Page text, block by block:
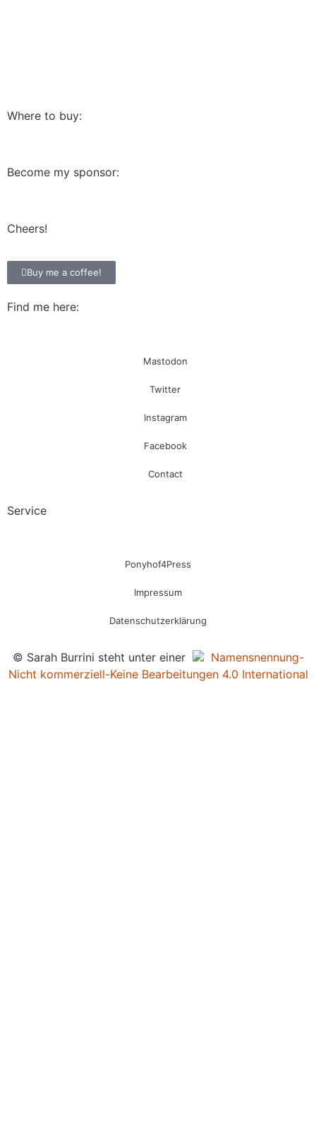
Where to buy:
Become my sponsor:
Cheers!
Buy me a coffee!
Find me here:
Mastodon
Twitter
Instagram
Facebook
Contact
Service
Ponyhof4Press
Impressum
Datenschutzerklärung
© Sarah Burrini steht unter einer
Namensnennung-
Nicht kommerziell-Keine Bearbeitungen 4.0 International